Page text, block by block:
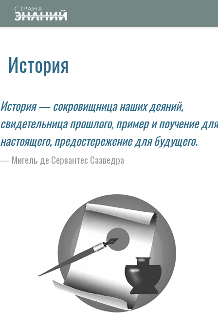
История
История — сокровищница наших деяний,
свидетельница прошлого, пример и поучение для
настоящего, предостережение для будущего.
Мигель де Сервантес Сааведра